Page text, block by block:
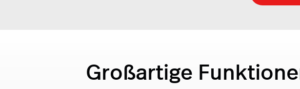
Großartige